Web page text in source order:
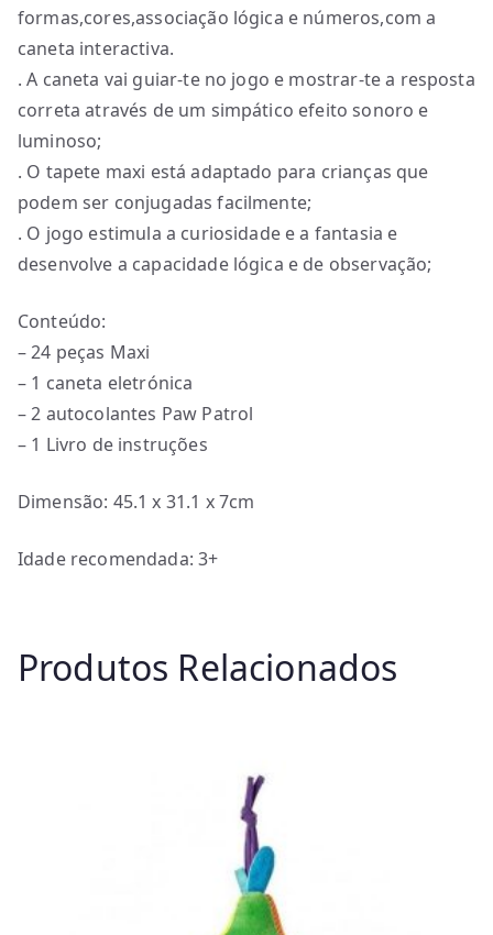
formas,cores,associação lógica e números,com a
caneta interactiva.
. A caneta vai guiar-te no jogo e mostrar-te a resposta
correta através de um simpático efeito sonoro e
luminoso;
. O tapete maxi está adaptado para crianças que
podem ser conjugadas facilmente;
. O jogo estimula a curiosidade e a fantasia e
desenvolve a capacidade lógica e de observação;
Conteúdo:
– 24 peças Maxi
– 1 caneta eletrónica
– 2 autocolantes Paw Patrol
– 1 Livro de instruções
Dimensão: 45.1 x 31.1 x 7cm
Idade recomendada: 3+
Produtos Relacionados